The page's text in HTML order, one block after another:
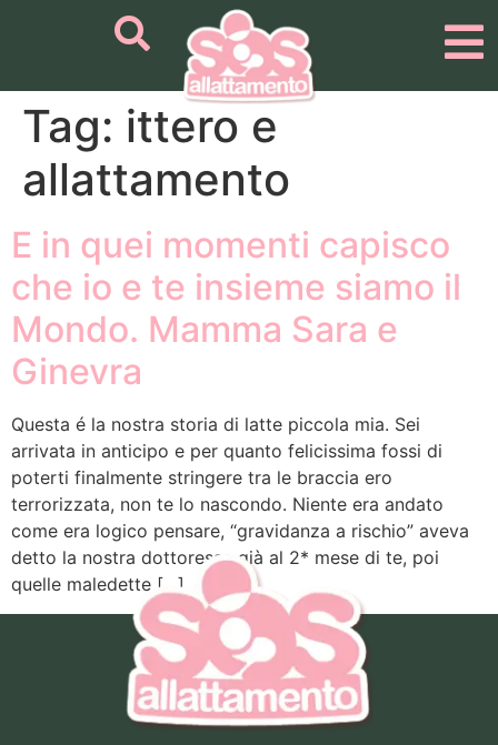
Tag: ittero e
allattamento
E in quei momenti capisco
che io e te insieme siamo il
Mondo. Mamma Sara e
Ginevra
Questa é la nostra storia di latte piccola mia. Sei
arrivata in anticipo e per quanto felicissima fossi di
poterti finalmente stringere tra le braccia ero
terrorizzata, non te lo nascondo. Niente era andato
come era logico pensare, “gravidanza a rischio” aveva
detto la nostra dottoressa già al 2* mese di te, poi
quelle maledette […]